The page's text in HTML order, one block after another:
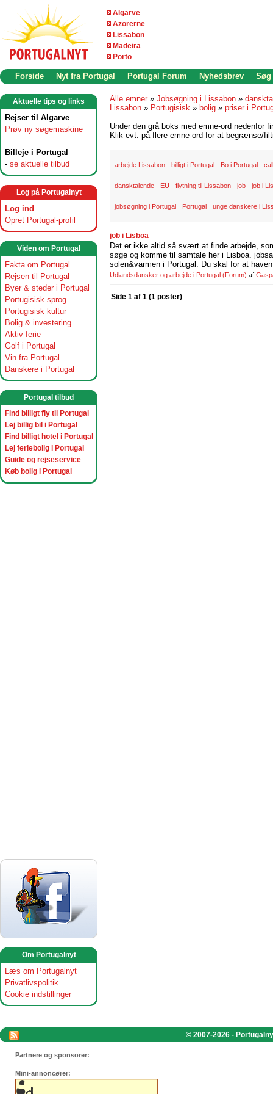
Algarve
Azorerne
Lissabon
Madeira
Porto
Forside Nyt fra Portugal Portugal Forum Nyhedsbrev Søg
Aktuelle tips og links
Rejser til Algarve
Prøv ny søgemaskine
Billeje i Portugal
- se aktuelle tilbud
Log på Portugalnyt
Log ind
Opret Portugal-profil
Viden om Portugal
Fakta om Portugal
Rejsen til Portugal
Byer & steder i Portugal
Portugisisk sprog
Portugisisk kultur
Bolig & investering
Aktiv ferie
Golf i Portugal
Vin fra Portugal
Danskere i Portugal
Portugal tilbud
Find billigt fly til Portugal
Lej billig bil i Portugal
Find billigt hotel i Portugal
Lej feriebolig i Portugal
Guide og rejseservice
Køb bolig i Portugal
Om Portugalnyt
Læs om Portugalnyt
Privatlivspolitik
Cookie indstillinger
Alle emner » Jobsøgning i Lissabon »
Lissabon » Portugisisk » bolig » priser i
Under den grå boks med emne-ord nedenfor
Klik evt. på flere emne-ord for at begrænse/
arbejde Lissabon billigt i Portugal Bo i Portugal
dansktalende EU flytning til Lissabon job job i
jobsøgning i Portugal Portugal unge danskere i
job i Lisboa
Det er ikke altid så svært at finde arbejde,
søge og komme til samtale her i Lisboa.
solen&varmen i Portugal. Du skal for at
Udlandsdansker og arbejde i Portugal (Forum) af
Side 1 af 1 (1 poster)
© 2007-2026 -
Partnere og sponsorer:
Mini-annoncører: